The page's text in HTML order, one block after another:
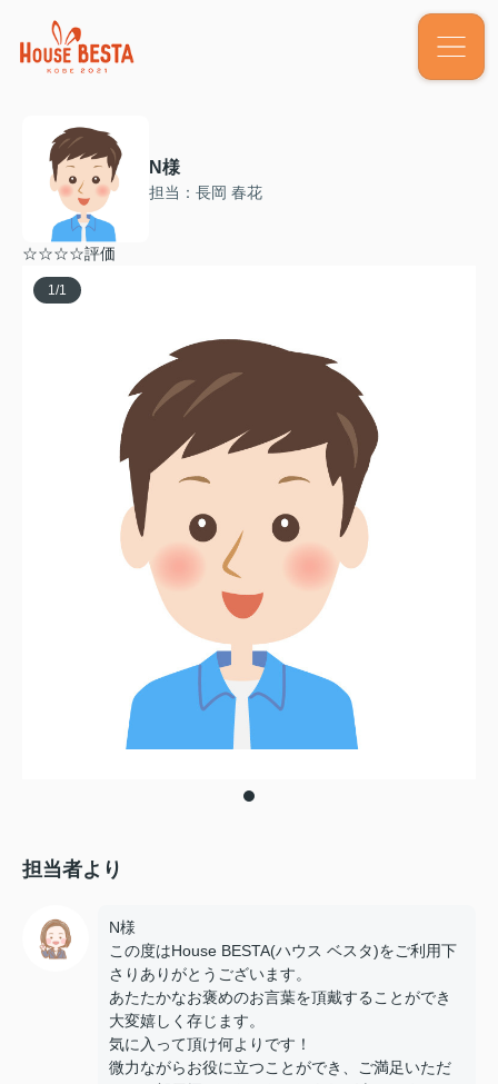
N様
担当：長岡 春花
☆☆☆☆評価
1 /1
担当者より
N様
この度はHouse BESTA(ハウス ベスタ)をご利用下
さりありがとうございます。
あたたかなお褒めのお言葉を頂戴することができ
大変嬉しく存じます。
気に入って頂け何よりです！
微力ながらお役に立つことができ、ご満足いただ